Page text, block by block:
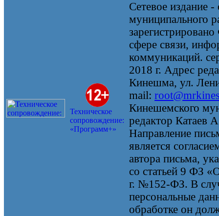
Техническое
сопровождение:
«Программ+»
Сетевое издание
муниципального
сфере связи,
коммуникаций.
2018 г. Адрес
Кинешма, ул.
mail:
Кинешемского
редактор Катаев
Направление
является
автора письма,
со статьей 9 ФЗ
г. №152-ФЗ. В
персональные
обработке он